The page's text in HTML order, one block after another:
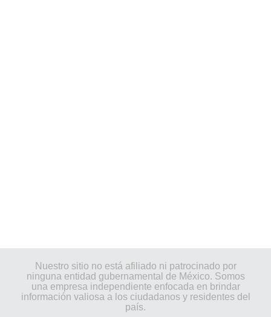
Nuestro sitio no está afiliado ni patrocinado por
ninguna entidad gubernamental de México. Somos
una empresa independiente enfocada en brindar
información valiosa a los ciudadanos y residentes del
país.